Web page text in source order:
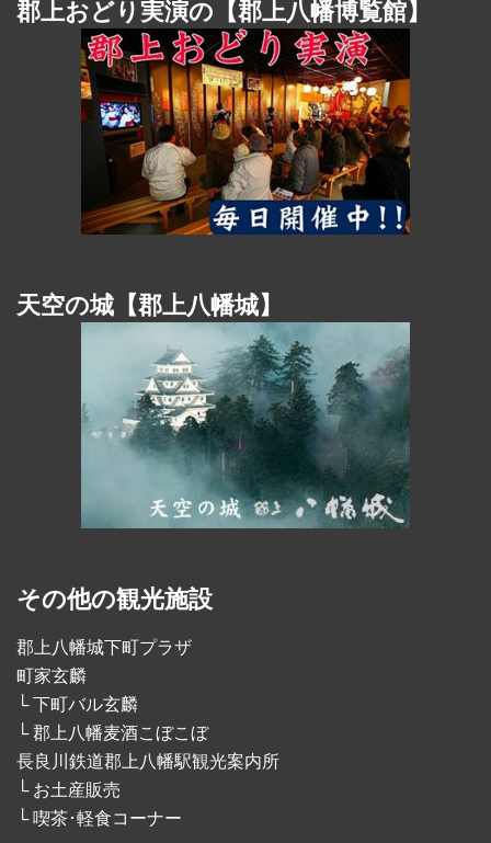
郡上おどり実演の【郡上八幡博覧館】
天空の城【郡上八幡城】
その他の観光施設
郡上八幡城下町プラザ
町家玄麟
└ 下町バル玄麟
└ 郡上八幡麦酒こぼこぼ
長良川鉄道郡上八幡駅観光案内所
└ お土産販売
└ 喫茶･軽食コーナー